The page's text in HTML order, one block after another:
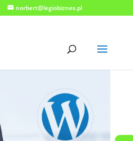
norbert@legiobiznes.pl